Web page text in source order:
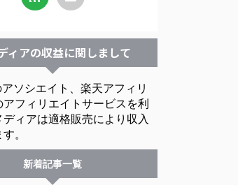
ィアの収益に関しまして
ソシエイト、楽天アフィリ
アフィリエイトサービスを利
ディアは適格販売により収入
。
新着記事一覧